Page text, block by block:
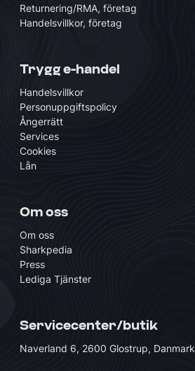
Returnering/RMA, företag
Handelsvillkor, företag
Trygg e-handel
Handelsvillkor
Personuppgiftspolicy
Ångerrätt
Services
Cookies
Lån
Om oss
Om oss
Sharkpedia
Press
Lediga Tjänster
Servicecenter/butik
Naverland 6, 2600 Glostrup, Danmark